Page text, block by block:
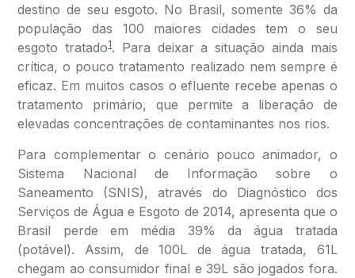
destino de seu esgoto. No Brasil, somente 36% da
população das 100 maiores cidades tem o seu
esgoto tratado1. Para deixar a situação ainda mais
crítica, o pouco tratamento realizado nem sempre é
eficaz. Em muitos casos o efluente recebe apenas o
tratamento primário, que permite a liberação de
elevadas concentrações de contaminantes nos rios.
Para complementar o cenário pouco animador, o
Sistema Nacional de Informação sobre o
Saneamento (SNIS), através do Diagnóstico dos
Serviços de Água e Esgoto de 2014, apresenta que o
Brasil perde em média 39% da água tratada
(potável). Assim, de 100L de água tratada, 61L
chegam ao consumidor final e 39L são jogados fora.